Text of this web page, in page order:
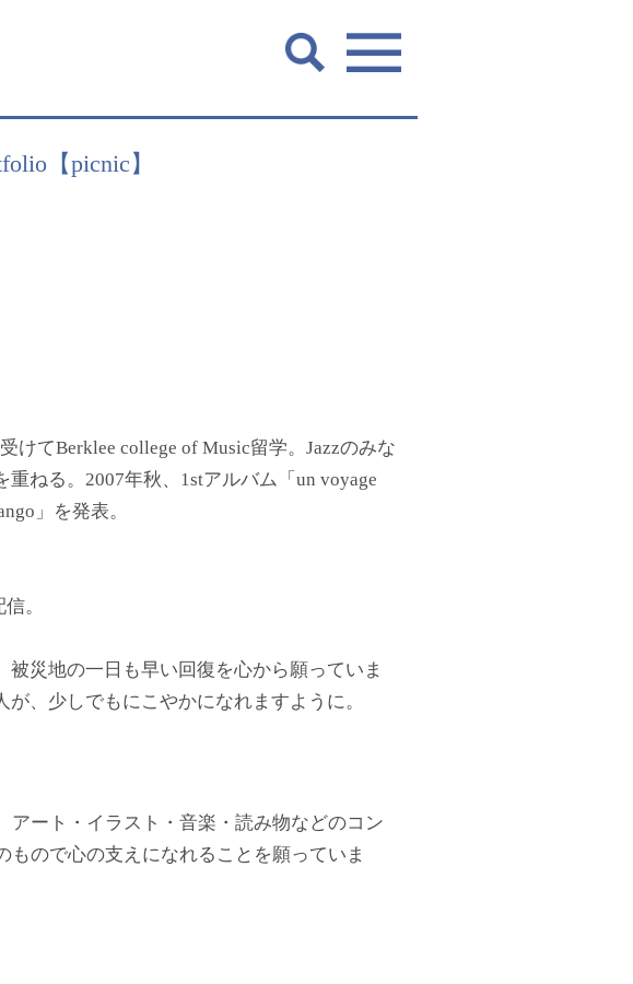
【picnic】
けてBerklee college of Music留学。Jazzのみな
ねる。2007年秋、1stアルバム「un voyage
」を発表。
。
災地の一日も早い回復を心から願っていま
、少しでもにこやかになれますように。
アート・イラスト・音楽・読み物などのコン
ので心の支えになれることを願っていま